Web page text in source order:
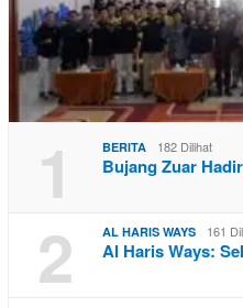
1 BERITA 182 Dilihat
Bujang Zuar
2 AL HARIS WAYS 161
Al Haris Ways: